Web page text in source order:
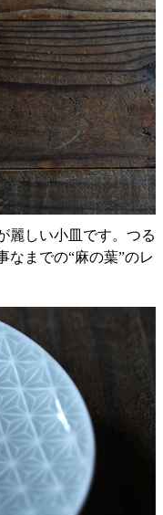
麗しい小皿です。つる
なまでの“麻の葉”のレ